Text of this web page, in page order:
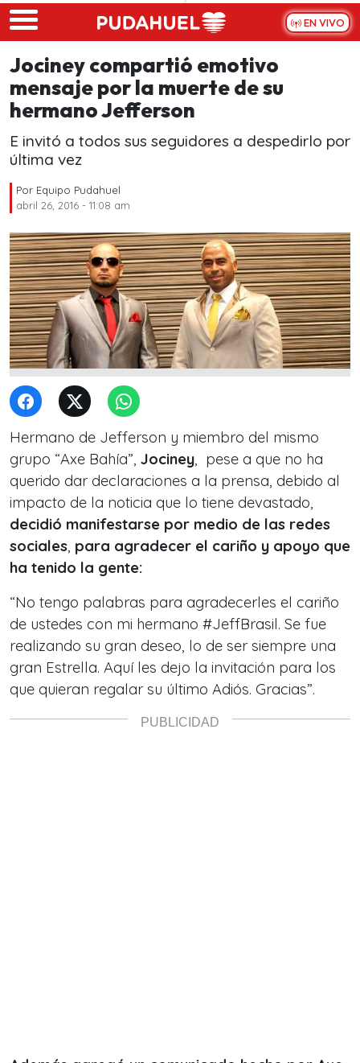
Skip to main content
EN VIVO
Jociney compartió emotivo
mensaje por la muerte de su
hermano Jefferson
E invitó a todos sus seguidores a despedirlo por
última vez
Por Equipo Pudahuel
abril 26, 2016 - 11:08 am
Hermano de Jefferson y miembro del mismo
grupo “Axe Bahía”, Jociney, pese a que no ha
querido dar declaraciones a la prensa, debido al
impacto de la noticia que lo tiene devastado,
decidió manifestarse por medio de las redes
sociales, para agradecer el cariño y apoyo que
ha tenido la gente:
“No tengo palabras para agradecerles el cariño
de ustedes con mi hermano #JeffBrasil. Se fue
realizando su gran deseo, lo de ser siempre una
gran Estrella. Aquí les dejo la invitación para los
que quieran regalar su último Adiós. Gracias”.